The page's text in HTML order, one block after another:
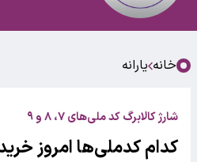
خانه یارانه
شارژ کالابرگ کد ملی‌های ۷، ۸ و ۹
کدام کدملی‌ها امروز